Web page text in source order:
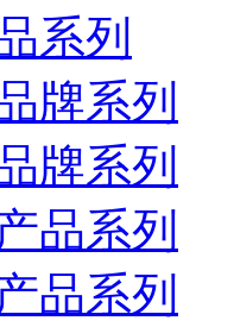
系列
牌系列
牌系列
品系列
品系列